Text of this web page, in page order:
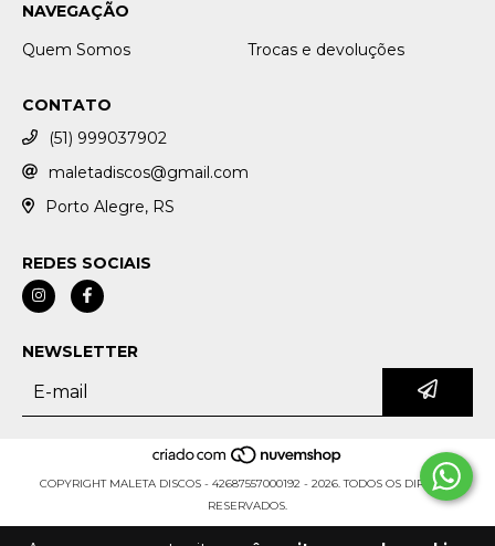
NAVEGAÇÃO
Quem Somos
Trocas e devoluções
CONTATO
(51) 999037902
maletadiscos@gmail.com
Porto Alegre, RS
REDES SOCIAIS
NEWSLETTER
COPYRIGHT MALETA DISCOS - 42687557000192 - 2026. TODOS OS DIREITOS
RESERVADOS.